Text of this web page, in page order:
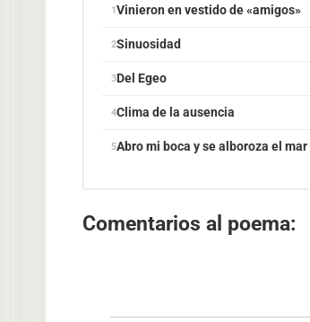
Vinieron en vestido de «amigos»
Sinuosidad
Del Egeo
Clima de la ausencia
Abro mi boca y se alboroza el mar
Comentarios al poema: